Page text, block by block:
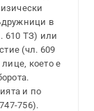
в
610 ТЗ) или
(чл. 609
което е
и по
756).